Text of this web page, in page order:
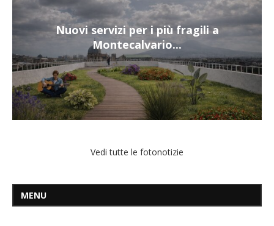
Nuovi servizi per i più fragili a
Montecalvario...
Vedi tutte le fotonotizie
MENU